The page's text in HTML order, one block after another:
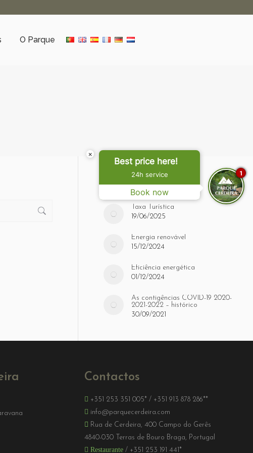
O Parque
Notícias
Taxa Turística
19/06/2025
Energia renovável
15/12/2024
Eficiência energética
01/12/2024
As contigências COVID-19 2020-
2021-2022 – histórico
30/09/2021
Contactos
+351 253 351 005* / +351 913 878 286**
info@parquecerdeira.com
Rua de Cerdeira, 400 Campo do Gerês
4840-030 Terras de Bouro Braga, Portugal
Restaurante/ +351 253 191 441*
×
Best price here!
24h service
Book now
1